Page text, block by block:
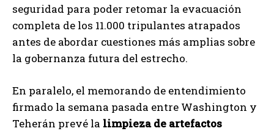
seguridad para poder retomar la evacuación
completa de los 11.000 tripulantes atrapados
antes de abordar cuestiones más amplias sobre
la gobernanza futura del estrecho.
En paralelo, el memorando de entendimiento
firmado la semana pasada entre Washington y
Teherán prevé la limpieza de artefactos